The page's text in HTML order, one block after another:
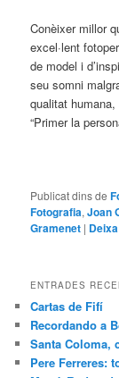
Conèixer millor
excel·lent
de model i
seu somni
qualitat
“Primer la
Publicat dins de
Fotografia,Joan
Gramenet |
ENTRADES
Cartas de Fifí
Recordando a
Santa Coloma,
Pere Ferreres: